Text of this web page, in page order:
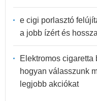
e cigi porlasztó
a jobb ízért és
Elektromos
hogyan válasszunk
legjobb akciókat